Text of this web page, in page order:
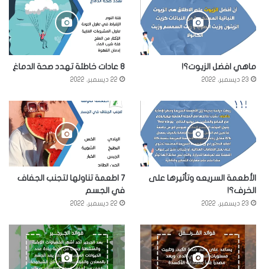
ماهي افضل الزيوت؟!
23 ديسمبر، 2022
8 عادات خاطئة تهدد صحة الدماغ
22 ديسمبر، 2022
الأطعمة السريعه وتأثيرها على
الخرف؟!
23 ديسمبر، 2022
7 اطعمة تناولها لتجنب الجفاف
في الجسم
22 ديسمبر، 2022